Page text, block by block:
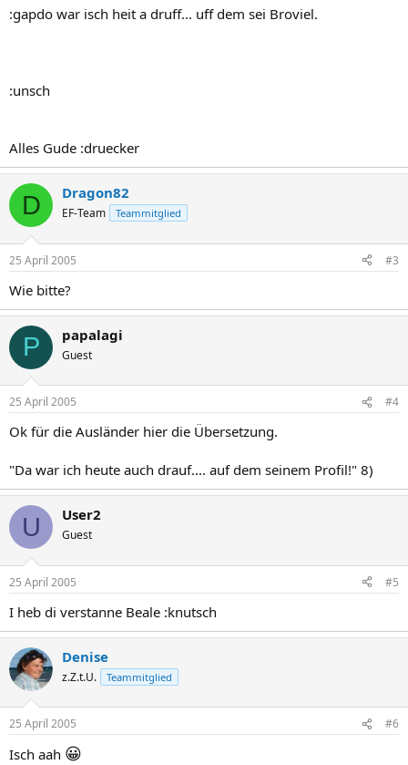
:gapdo war isch heit a druff... uff dem sei Broviel.
:unsch
Alles Gude :druecker
D Dragon82
EF-Team Teammitglied
25 April 2005 #3
Wie bitte?
P papalagi
Guest
25 April 2005 #4
Ok für die Ausländer hier die Übersetzung.
"Da war ich heute auch drauf.... auf dem seinem Profil!" 8)
U User2
Guest
25 April 2005 #5
I heb di verstanne Beale :knutsch
Denise
z.Z.t.U. Teammitglied
25 April 2005 #6
Isch aah 😀